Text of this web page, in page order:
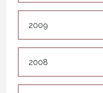
2009
2008